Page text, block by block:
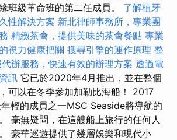
班級革命班的第二任成員。 了解植牙
性解決方案 新北律師事務所，專業團
精緻茶會，提供美味的茶會餐點 專業
視力健康把關 搜尋引擎的運作原理 整
辦服務，快速有效的辦理方案 透過電
訊 它已於2020年4月推出，並在整個
可以在冬季參加加勒比海船！ 2017
輕的成員之一MSC Seaside將導航的
毫無疑問，在這艘船上旅行的任何人
豪華巡遊提供了幾層娛樂和現代小